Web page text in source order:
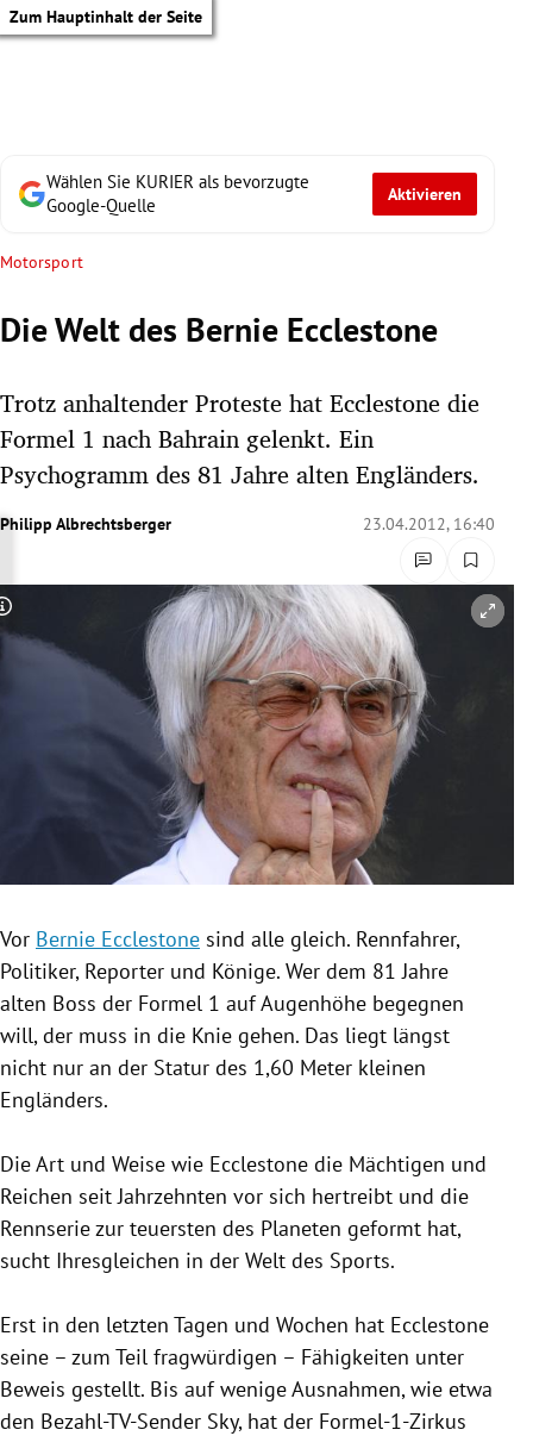
Zum Hauptinhalt der Seite
Untermenü
Untermenü
Untermenü
Untermenü
Untermenü
Untermenü
Wählen Sie KURIER als bevorzugte
Google-Quelle
Aktivieren
Motorsport
Die Welt des Bernie Ecclestone
Trotz anhaltender Proteste hat Ecclestone die
Formel 1 nach Bahrain gelenkt. Ein
Psychogramm des 81 Jahre alten Engländers.
Philipp Albrechtsberger 23.04.2012, 16:40
Copyright-Hinweis öffnen/schließen
Vor Bernie Ecclestone sind alle gleich. Rennfahrer,
Politiker, Reporter und Könige. Wer dem 81 Jahre
alten Boss der Formel 1 auf Augenhöhe begegnen
will, der muss in die Knie gehen. Das liegt längst
nicht nur an der Statur des 1,60 Meter kleinen
Engländers.
Die Art und Weise wie Ecclestone die Mächtigen und
Reichen seit Jahrzehnten vor sich hertreibt und die
Rennserie zur teuersten des Planeten geformt hat,
sucht Ihresgleichen in der Welt des Sports.
Erst in den letzten Tagen und Wochen hat Ecclestone
seine – zum Teil fragwürdigen – Fähigkeiten unter
Beweis gestellt. Bis auf wenige Ausnahmen, wie etwa
den Bezahl-TV-Sender Sky, hat der Formel-1-Zirkus